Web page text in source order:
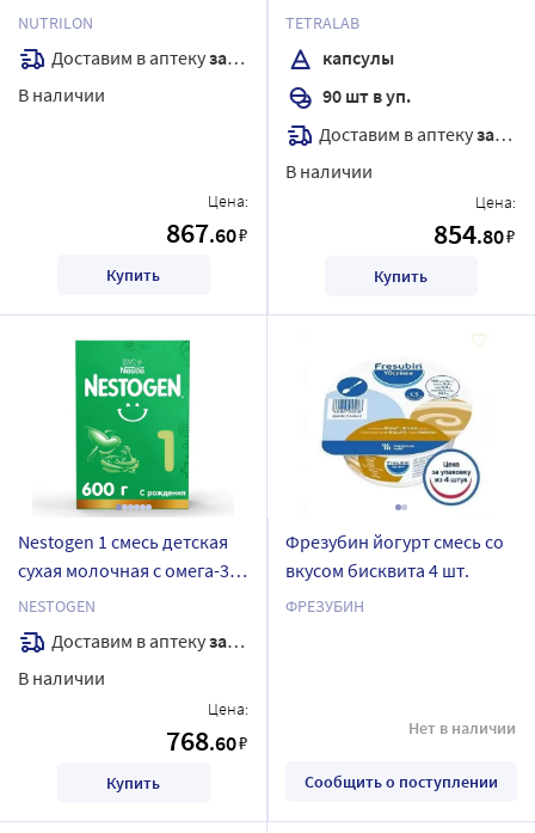
адаптированная 350 гр
NUTRILON
Доставим в аптекузавтра
В наличии
Цена:
867.60₽
Купить
капсулы массой 310 мг
TETRALAB
капсулы
90 шт в уп.
Доставим в аптекузавтра
В наличии
Цена:
854.80₽
Купить
Nestogen 1 смесь детская
сухая молочная с омега-3
пнжк и лактобактериями
600 гр
NESTOGEN
Доставим в аптекузавтра
В наличии
Цена:
768.60₽
Купить
Фрезубин йогурт смесь со
вкусом бисквита 4 шт.
ФРЕЗУБИН
Нет в наличии
Сообщить о поступлении